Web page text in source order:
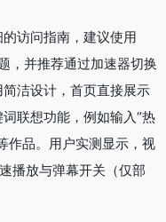
访问指南，建议使用
，并推荐通过加速器切换
洁设计，首页直接展示
联想功能，例如输入“热
作品。用户实测显示，视
播放与弹幕开关（仅部